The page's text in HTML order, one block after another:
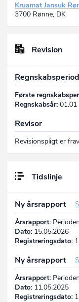
Kruamat Jansuk
3700 Rønne, DK
Revision
Første
Regnskabsår:
Revisor
Revisionspligt er
Tidslinje
Ny årsrapport
Årsrapport:
Dato: 15.05.2026
Registreringsdato:
Ny årsrapport
Årsrapport:
Dato: 11.05.2025
Registreringsdato: